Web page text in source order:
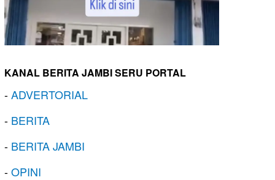
KANAL BERITA JAMBI SERU PORTAL
-ADVERTORIAL
- BERITA
- BERITA JAMBI
-OPINI